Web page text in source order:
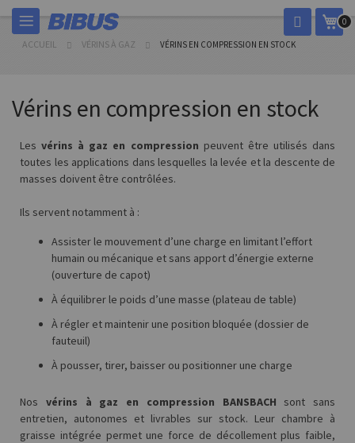
Allez
au
contenu
0
ACCUEIL VÉRINS À GAZ VÉRINS EN COMPRESSION EN STOCK
Vérins en compression en stock
Lesvérins à gaz en compression peuvent être utilisés dans
toutes les applications dans lesquelles la levée et la descente de
masses doivent être contrôlées.
Ils servent notamment à :
Assister le mouvement d’une charge en limitant l’effort
humain ou mécanique et sans apport d’énergie externe
(ouverture de capot)
À équilibrer le poids d’une masse (plateau de table)
À régler et maintenir une position bloquée (dossier de
fauteuil)
À pousser, tirer, baisser ou positionner une charge
Nos vérins à gaz en compression BANSBACH sont sans
entretien, autonomes et livrables sur stock. Leur chambre à
graisse intégrée permet une force de décollement plus faible,